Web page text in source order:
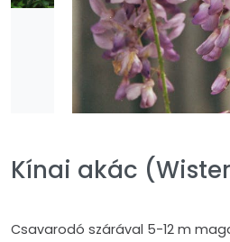
Kínai akác
Csavarodó szárával 5-12 m